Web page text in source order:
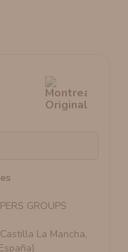
GROUPS
La Mancha,